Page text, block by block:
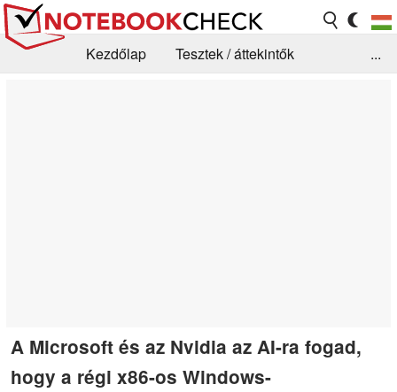
Kezdőlap
Tesztek / áttekintők
...
A Microsoft és az Nvidia az AI-ra fogad,
hogy a régi x86-os Windows-